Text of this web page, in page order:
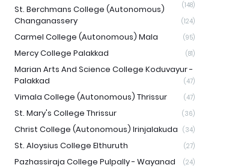
(148)
St. Berchmans College (Autonomous)
Changanassery
(124)
Carmel College (Autonomous) Mala (95)
Mercy College Palakkad (81)
Marian Arts And Science College Koduvayur -
Palakkad
(47)
Vimala College (Autonomous) Thrissur (47)
St. Mary's College Thrissur (36)
Christ College (Autonomous) Irinjalakuda (34)
St. Aloysius College Elthuruth (27)
Pazhassiraja College Pulpally - Wayanad (24)